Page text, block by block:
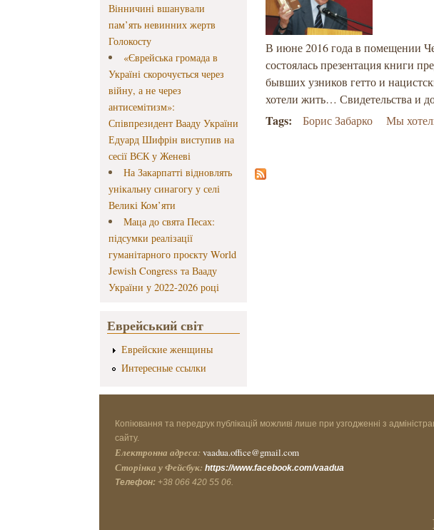
Вінничині вшанували
пам’ять невинних жертв
Голокосту
«Єврейська громада в
Україні скорочується через
війну, а не через
антисемітизм»:
Співпрезидент Вааду України
Едуард Шифрін виступив на
сесії ВЄК у Женеві
На Закарпатті відновлять
унікальну синагогу у селі
Великі Ком’яти
Маца до свята Песах:
підсумки реалізації
гуманітарного проєкту World
Jewish Congress та Вааду
України у 2022-2026 році
Еврейський світ
Еврейские женщины
Интересные ссылки
В июне 2016 года в помещении
состоялась презентация книги
бывших узников гетто и
хотели жить… Свидетельства и
Tags: Борис Забарко Мы
Копіювання та передрук публікацій можливі лише при узгодженні з
сайту.
Електронна адреса: vaadua.office@gmail.com
Сторінка у Фейсбук: https://www.facebook.com/vaadua
Телефон: +38 066 420 55 06.